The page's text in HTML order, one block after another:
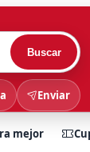
Buscar
Enviar
mejor